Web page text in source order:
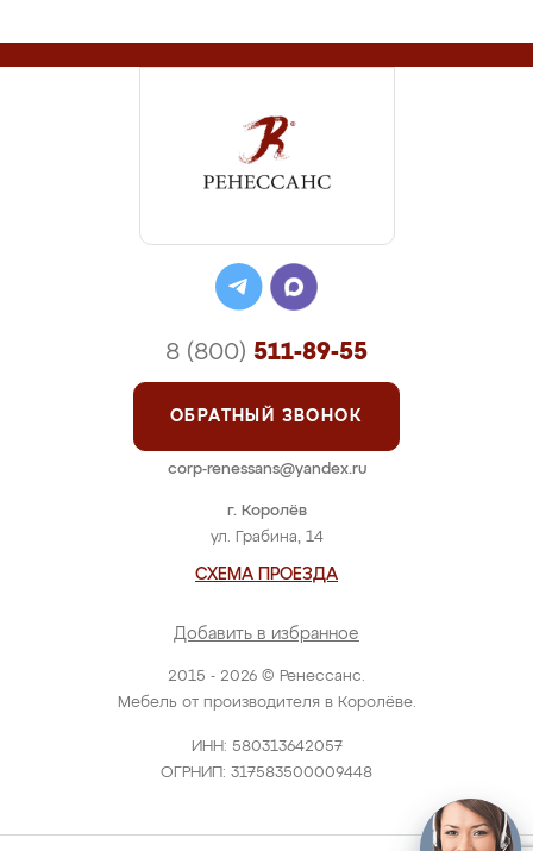
2015 - 2026 © Ренессанс.
Мебель от производителя в Королёве.
ИНН: 580313642057
ОГРНИП: 317583500009448
г. Королёв
ул. Грабина, 14
СХЕМА ПРОЕЗДА
Добавить в избранное
8 (800) 511-89-55
ОБРАТНЫЙ ЗВОНОК
corp-renessans@yandex.ru